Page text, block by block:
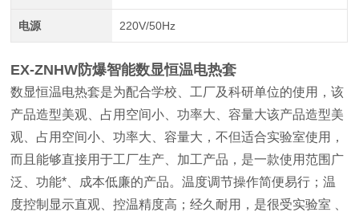
电源 220V/50Hz
EX-ZNHW防爆智能数显恒温电热套
数显恒温电热套是为配合学校、工厂及科研单位的使用，该
产品造型美观、占用空间小、功率大、容量大该产品造型美
观、占用空间小、功率大、容量大，不但适合实验室使用，
而且能够直接用于工厂生产、加工产品，是一款使用范围广
泛、功能*、成本低廉的产品。温度调节操作简便易行；温
度控制显示直观、控温精度高；经久耐用，是很受实验室 、